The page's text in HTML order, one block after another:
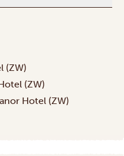
(ZW)
(ZW)
Hotel (ZW)